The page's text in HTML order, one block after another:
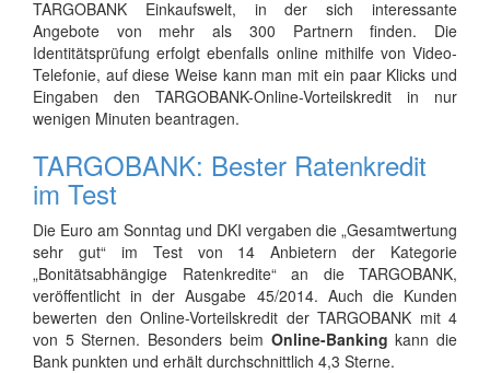
TARGOBANK Einkaufswelt, in der sich interessante
Angebote von mehr als 300 Partnern finden. Die
Identitätsprüfung erfolgt ebenfalls online mithilfe von Video-
Telefonie, auf diese Weise kann man mit ein paar Klicks und
Eingaben den TARGOBANK-Online-Vorteilskredit in nur
wenigen Minuten beantragen.
TARGOBANK: Bester Ratenkredit
im Test
Die Euro am Sonntag und DKI vergaben die „Gesamtwertung
sehr gut“ im Test von 14 Anbietern der Kategorie
„Bonitätsabhängige Ratenkredite“ an die TARGOBANK,
veröffentlicht in der Ausgabe 45/2014. Auch die Kunden
bewerten den Online-Vorteilskredit der TARGOBANK mit 4
von 5 Sternen. Besonders beim Online-Banking kann die
Bank punkten und erhält durchschnittlich 4,3 Sterne.